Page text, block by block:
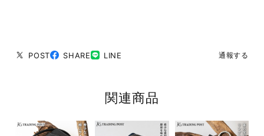
POST SHARE LINE 通報する
関連商品